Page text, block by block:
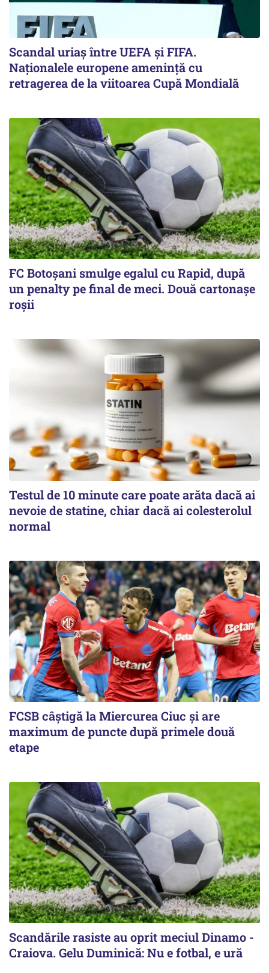
Scandal uriaş între UEFA şi FIFA.
Naţionalele europene ameninţă cu
retragerea de la viitoarea Cupă Mondială
FC Botoşani smulge egalul cu Rapid, după
un penalty pe final de meci. Două cartonaşe
roşii
Testul de 10 minute care poate arăta dacă ai
nevoie de statine, chiar dacă ai colesterolul
normal
FCSB câştigă la Miercurea Ciuc şi are
maximum de puncte după primele două
etape
Scandările rasiste au oprit meciul Dinamo -
Craiova. Gelu Duminică: Nu e fotbal, e ură